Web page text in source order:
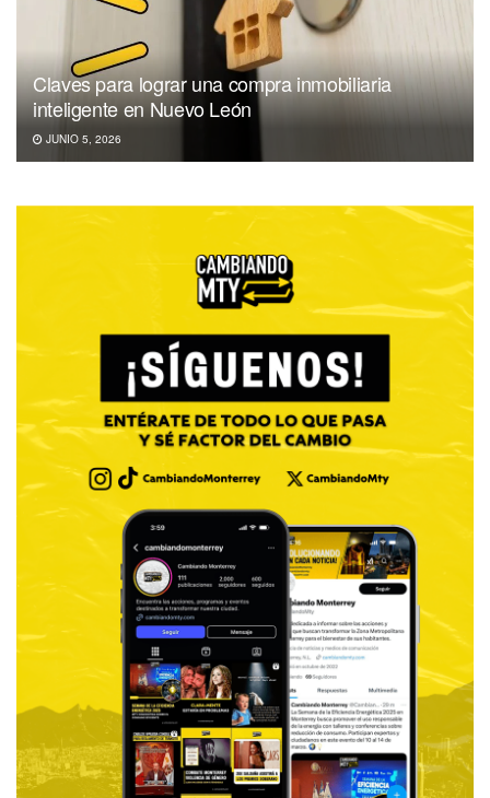
Claves para lograr una compra inmobiliaria
inteligente en Nuevo León
JUNIO 5, 2026